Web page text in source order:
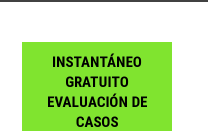
INSTANTÁNEO
GRATUITO
EVALUACIÓN DE
CASOS